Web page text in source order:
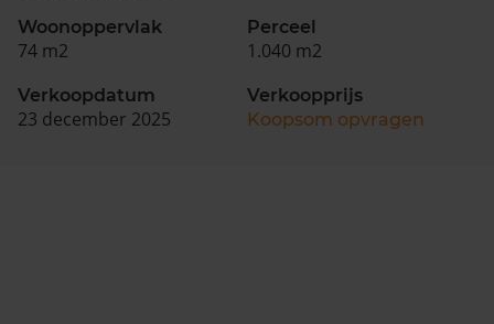
Woonoppervlak
74 m2
Perceel
1.040 m2
Verkoopdatum
23 december 2025
Verkoopprijs
Koopsom opvragen